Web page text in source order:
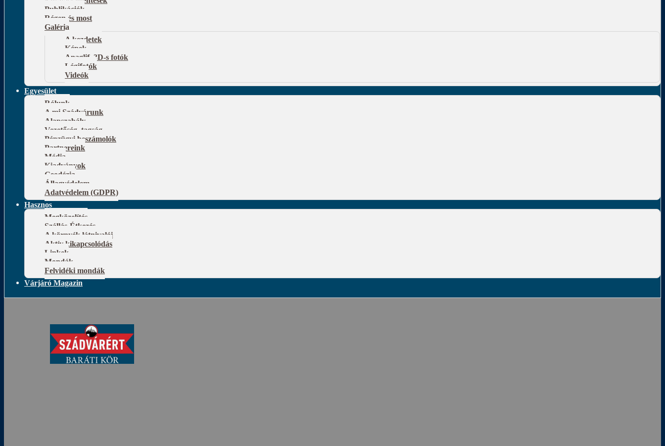
Publikációk
Régen és most
Galéria
A kezdetek
Képek
Anaglif, 3D-s fotók
Légifotók
Videók
Egyesület
Rólunk
A mi Szádvárunk
Alapszabály
Vezetőség, tagság
Pénzügyi beszámolók
Partnereink
Média
Kiadványok
Geodézia
Állagvédelem
Adatvédelem (GDPR)
Hasznos
Megközelítés
Szállás-Étkezés
A környék látnivalói
Aktív kikapcsolódás
Linkek
Mondák
Felvidéki mondák
Várjáró Magazin